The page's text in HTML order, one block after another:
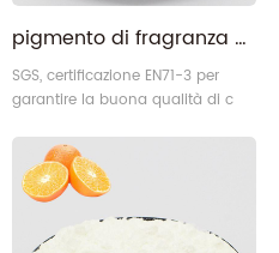
pigmento di fragranza al profumo di latte di cocco dall'odore di lunga durata
SGS, certificazione EN71-3 per
garantire la buona qualità di c
oconut .